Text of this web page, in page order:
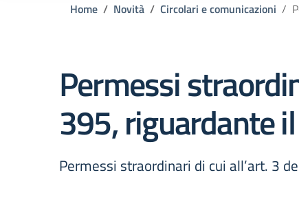
Home Novità Circolari e comunicazioni
Permessi
395, riguardante
Permessi straordinari di cui all’art. 3